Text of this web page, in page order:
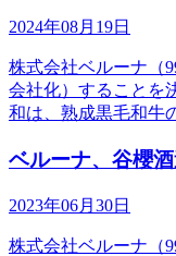
2024年08月19日
株式会社ベルーナ（
会社化）することを
和は、熟成黒毛和牛
ベルーナ、谷櫻
2023年06月30日
株式会社ベルーナ（